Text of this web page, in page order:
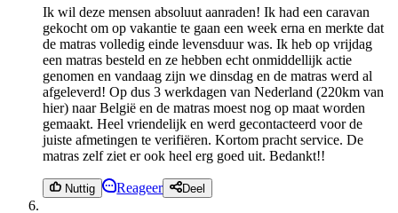
Ik wil deze mensen absoluut aanraden! Ik had een caravan
gekocht om op vakantie te gaan een week erna en merkte dat
de matras volledig einde levensduur was. Ik heb op vrijdag
een matras besteld en ze hebben echt onmiddellijk actie
genomen en vandaag zijn we dinsdag en de matras werd al
afgeleverd! Op dus 3 werkdagen van Nederland (220km van
hier) naar België en de matras moest nog op maat worden
gemaakt. Heel vriendelijk en werd gecontacteerd voor de
juiste afmetingen te verifiëren. Kortom pracht service. De
matras zelf ziet er ook heel erg goed uit. Bedankt!!
Nuttig Reageer Deel